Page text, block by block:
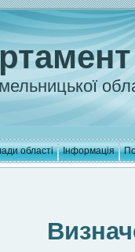
області Інформація